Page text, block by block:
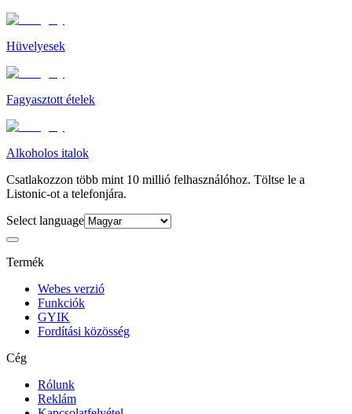
Hüvelyesek
Fagyasztott ételek
Alkoholos italok
Csatlakozzon több mint 10 millió felhasználóhoz. Töltse le a
Listonic-ot a telefonjára.
Select language
Termék
Webes verzió
Funkciók
GYIK
Fordítási közösség
Cég
Rólunk
Reklám